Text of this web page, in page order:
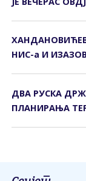
НИС-а И
ДВА РУСКА
ПЛАНИРАЊА